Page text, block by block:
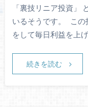
「裏技リニア投資」
いるそうです。 この
をして毎日利益を上
続きを読む